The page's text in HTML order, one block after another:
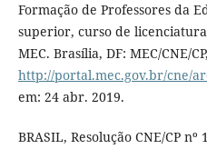
Formação de Professores da
superior, curso de
MEC. Brasília, DF: MEC/CNE/
http://portal.mec.gov.br/cne/
em: 24 abr. 2019.
BRASIL, Resolução CNE/CP